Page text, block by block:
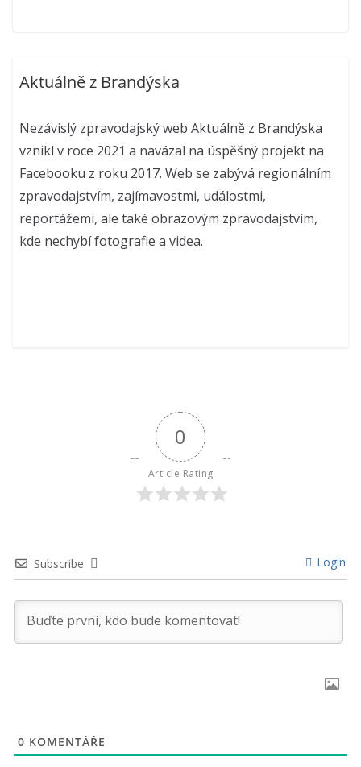
Aktuálně z Brandýska
Nezávislý zpravodajský web Aktuálně z Brandýska
vznikl v roce 2021 a navázal na úspěšný projekt na
Facebooku z roku 2017. Web se zabývá regionálním
zpravodajstvím, zajímavostmi, událostmi,
reportážemi, ale také obrazovým zpravodajstvím,
kde nechybí fotografie a videa.
0
Article Rating
Subscribe Login
0 KOMENTÁŘE